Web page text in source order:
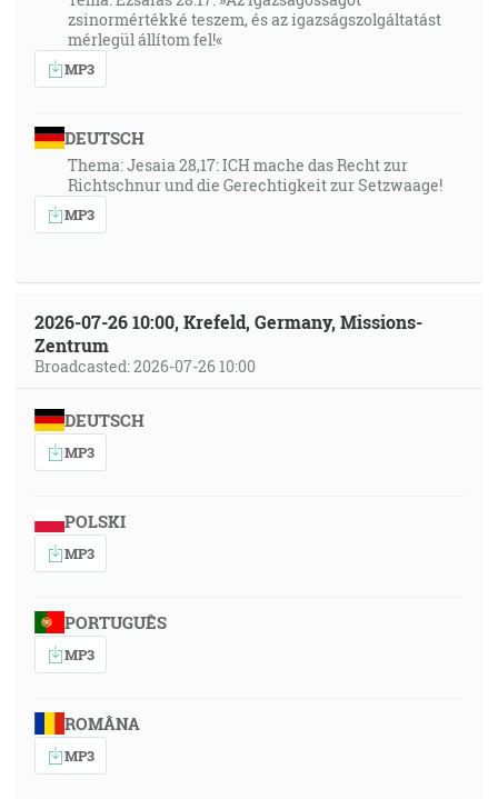
zsinormértékké teszem, és az igazságszolgáltatást
mérlegül állítom fel!«
MP3
DEUTSCH
Thema: Jesaia 28,17: ICH mache das Recht zur
Richtschnur und die Gerechtigkeit zur Setzwaage!
MP3
2026-07-26 10:00, Krefeld, Germany, Missions-
Zentrum
Broadcasted: 2026-07-26 10:00
DEUTSCH
MP3
POLSKI
MP3
PORTUGUÊS
MP3
ROMÂNA
MP3